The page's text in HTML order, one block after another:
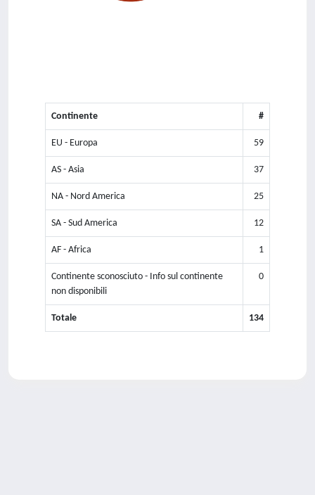
Continente #
EU - Europa 59
AS - Asia 37
NA - Nord America 25
SA - Sud America 12
AF - Africa 1
Continente sconosciuto - Info sul continente
non disponibili
0
Totale 134